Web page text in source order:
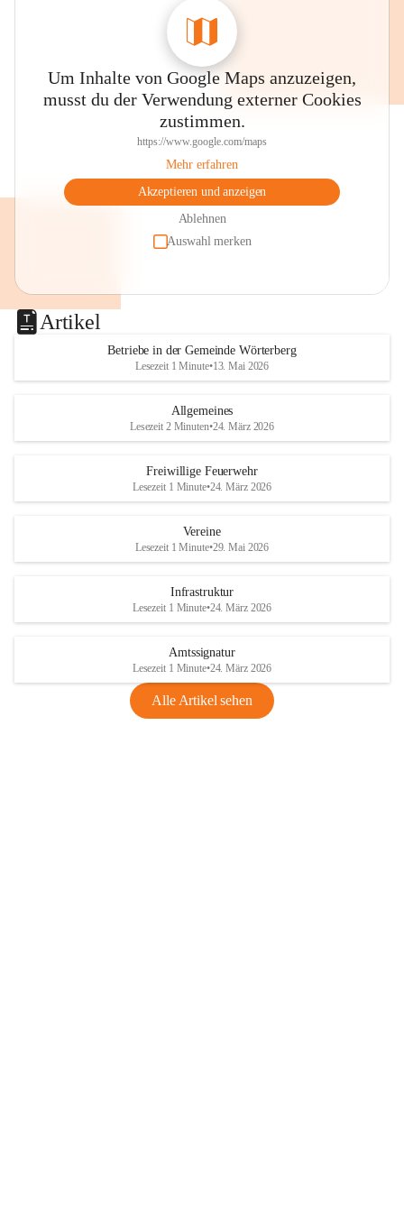
Um Inhalte von Google Maps anzuzeigen,
musst du der Verwendung externer Cookies
zustimmen.
https://www.google.com/maps
Mehr erfahren
Akzeptieren und anzeigen
Ablehnen
Auswahl merken
Artikel
Betriebe in der Gemeinde Wörterberg
Lesezeit 1 Minute•13. Mai 2026
Allgemeines
Lesezeit 2 Minuten•24. März 2026
Freiwillige Feuerwehr
Lesezeit 1 Minute•24. März 2026
Vereine
Lesezeit 1 Minute•29. Mai 2026
Infrastruktur
Lesezeit 1 Minute•24. März 2026
Amtssignatur
Lesezeit 1 Minute•24. März 2026
Alle Artikel sehen